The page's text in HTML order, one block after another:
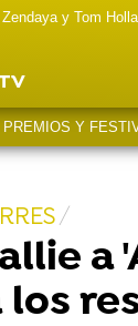
Zendaya y Tom
PREMIOS Y
a
los